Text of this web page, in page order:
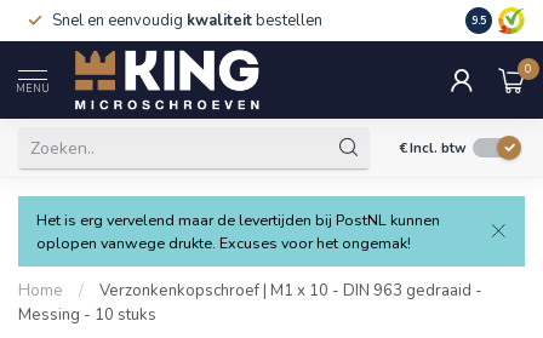
Snel en eenvoudig kwaliteitbestellen 9.5
MENU
0
€Incl. btw
Het is erg vervelend maar de levertijden bij PostNL kunnen
oplopen vanwege drukte. Excuses voor het ongemak!
Home /
Verzonkenkopschroef | M1 x 10 - DIN 963 gedraaid -
Messing - 10 stuks